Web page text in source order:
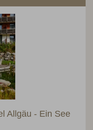
Allgäu - Ein See